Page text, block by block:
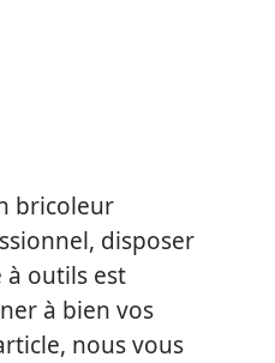
bricoleur
disposer
à outils est
à bien vos
nous vous